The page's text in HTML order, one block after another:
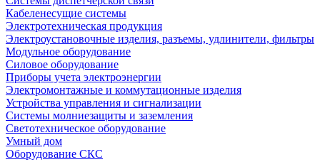
Кабеленесущие системы
Электротехническая продукция
Электроустановочные изделия, разъемы, удлинители, фильтры
Модульное оборудование
Силовое оборудование
Приборы учета электроэнергии
Электромонтажные и коммутационные изделия
Устройства управления и сигнализации
Системы молниезащиты и заземления
Светотехническое оборудование
Умный дом
Оборудование СКС